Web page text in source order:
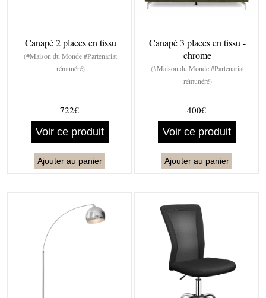
Canapé 2 places en tissu
(#Maison du Monde #Partenariat
rémunéré)
722€
Voir ce produit
Ajouter au panier
Canapé 3 places en tissu -
chrome
(#Maison du Monde #Partenariat
rémunéré)
400€
Voir ce produit
Ajouter au panier